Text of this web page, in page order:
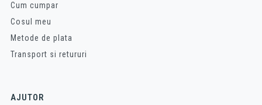
Cum cumpar
Cosul meu
Metode de plata
Transport si retururi
AJUTOR